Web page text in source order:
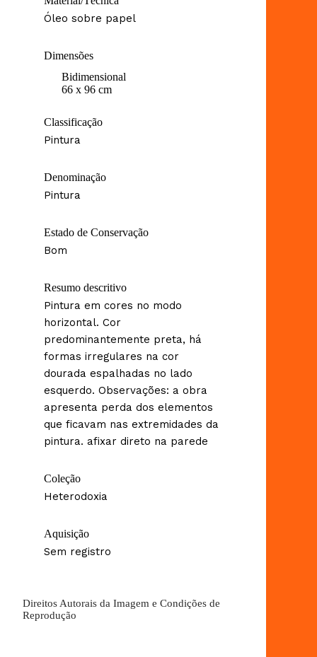
Óleo sobre papel
Dimensões
Bidimensional
66 x 96 cm
Classificação
Pintura
Denominação
Pintura
Estado de Conservação
Bom
Resumo descritivo
Pintura em cores no modo
horizontal. Cor
predominantemente preta, há
formas irregulares na cor
dourada espalhadas no lado
esquerdo. Observações: a obra
apresenta perda dos elementos
que ficavam nas extremidades da
pintura. afixar direto na parede
Coleção
Heterodoxia
Aquisição
Sem registro
Direitos Autorais da Imagem e Condições de
Reprodução